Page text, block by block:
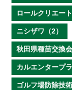
ロールクリエート
ニシザワ（2）
秋田県種苗交換会
カルエンタープ
ゴルフ場防除技